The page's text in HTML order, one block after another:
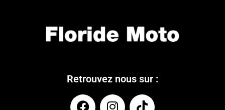
Retrouvez nous sur :